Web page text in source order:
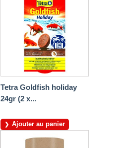
Tetra Goldfish holiday
24gr (2 x...
Ajouter au panier